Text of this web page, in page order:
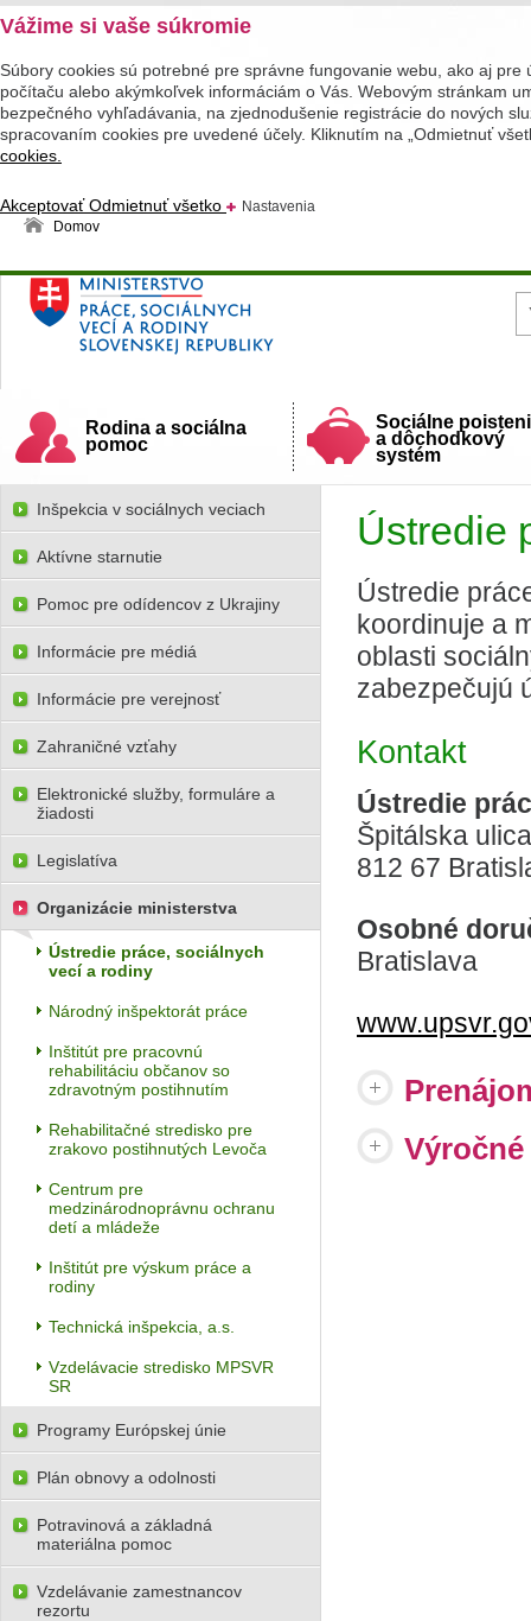
Vážime si vaše súkromie
Súbory cookies sú potrebné pre správne fungovanie webu, ako aj
počítaču alebo akýmkoľvek informáciám o Vás. Webovým stránkam
bezpečného vyhľadávania, na zjednodušenie registrácie do nových
spracovaním cookies pre uvedené účely. Kliknutím na „Odmietnuť
cookies.
AkceptovaťOdmietnuť všetko
Nastavenia
Domov
Ministerstvo práce, sociálnych vecí a rodiny
Slovenskej republiky
Rodina a sociálna
pomoc
Sociálne
a dôchodkový
systém
Ústredie
Ústredie
koordinuje a
oblasti
zabezpečujú
Kontakt
Ústredie
Špitálska
812 67
Osobné
Bratislava
Inšpekcia v sociálnych veciach
Aktívne starnutie
Pomoc pre odídencov z Ukrajiny
Informácie pre médiá
Informácie pre verejnosť
Zahraničné vzťahy
Elektronické služby, formuláre a
žiadosti
Legislatíva
Organizácie ministerstva
Ústredie práce, sociálnych
vecí a rodiny
Národný inšpektorát práce
Inštitút pre pracovnú
rehabilitáciu občanov so
zdravotným postihnutím
Rehabilitačné stredisko pre
zrakovo postihnutých Levoča
Centrum pre
medzinárodnoprávnu ochranu
detí a mládeže
Inštitút pre výskum práce a
rodiny
Technická inšpekcia, a.s.
Vzdelávacie stredisko MPSVR
SR
Programy Európskej únie
Plán obnovy a odolnosti
Potravinová a základná
materiálna pomoc
Vzdelávanie zamestnancov
rezortu